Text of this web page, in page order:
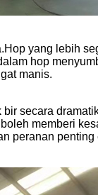
yang lebih
hop
manis.
secara
memberi
peranan